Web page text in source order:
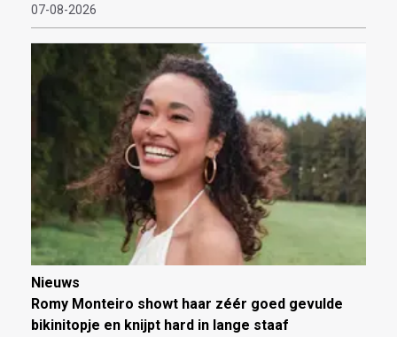
07-08-2026
Nieuws
Romy Monteiro showt haar zéér goed gevulde
bikinitopje en knijpt hard in lange staaf